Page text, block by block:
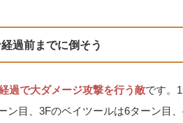
過前までに倒そう
過で大ダメージ攻撃を行う敵です。
ン目、3Fのベイツールは6ターン目